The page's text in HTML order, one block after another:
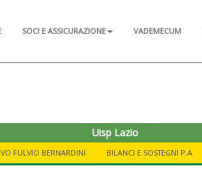
SOCI E ASSICURAZIONE VADEMECUM
Uisp Lazio
FULVIO BERNARDINI BILANCI E SOSTEGNI P.A.